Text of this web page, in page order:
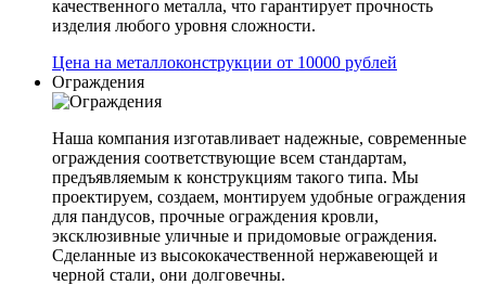
качественного металла, что гарантирует прочность
изделия любого уровня сложности.
Цена на металлоконструкции от 10000 рублей
Ограждения
Наша компания изготавливает надежные, современные
ограждения соответствующие всем стандартам,
предъявляемым к конструкциям такого типа. Мы
проектируем, создаем, монтируем удобные ограждения
для пандусов, прочные ограждения кровли,
эксклюзивные уличные и придомовые ограждения.
Сделанные из высококачественной нержавеющей и
черной стали, они долговечны.